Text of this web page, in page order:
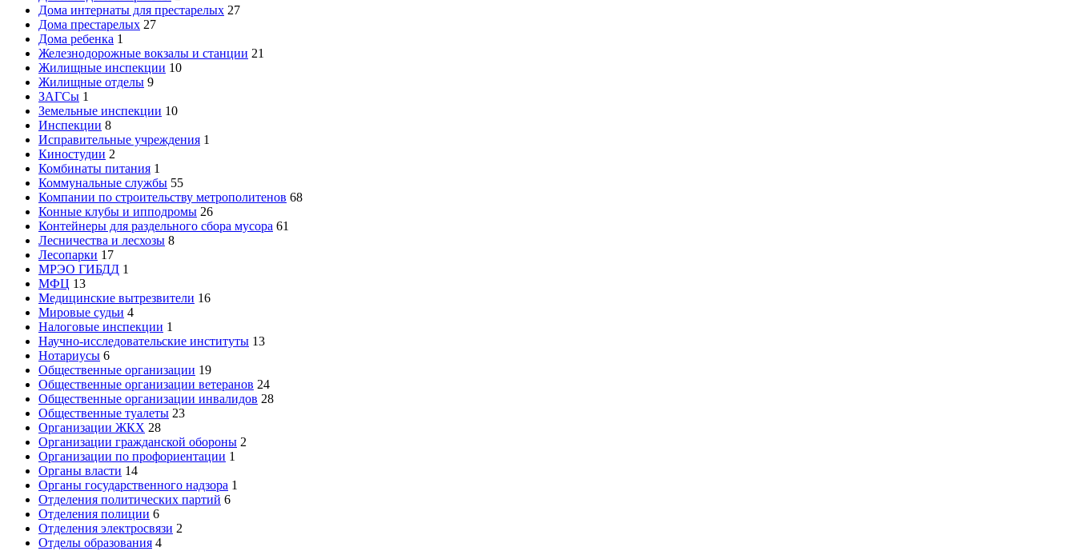
Дома интернаты для престарелых 27
Дома престарелых 27
Дома ребенка 1
Железнодорожные вокзалы и станции 21
Жилищные инспекции 10
Жилищные отделы 9
ЗАГСы 1
Земельные инспекции 10
Инспекции 8
Исправительные учреждения 1
Киностудии 2
Комбинаты питания 1
Коммунальные службы 55
Компании по строительству метрополитенов 68
Конные клубы и ипподромы 26
Контейнеры для раздельного сбора мусора 61
Лесничества и лесхозы 8
Лесопарки 17
МРЭО ГИБДД 1
МФЦ 13
Медицинские вытрезвители 16
Мировые судьи 4
Налоговые инспекции 1
Научно-исследовательские институты 13
Нотариусы 6
Общественные организации 19
Общественные организации ветеранов 24
Общественные организации инвалидов 28
Общественные туалеты 23
Организации ЖКХ 28
Организации гражданской обороны 2
Организации по профориентации 1
Органы власти 14
Органы государственного надзора 1
Отделения политических партий 6
Отделения полиции 6
Отделения электросвязи 2
Отделы образования 4